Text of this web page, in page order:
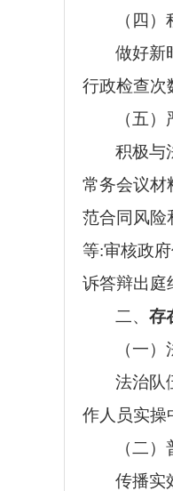
（四
做好新
行政检查次
（五
积极与
常务会议材
范合同风险
等:审核政
诉答辩出庭
二、存
（一
法治队
作人员实操
（二
传播实